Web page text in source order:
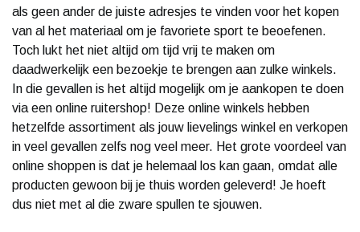
als geen ander de juiste adresjes te vinden voor het kopen
van al het materiaal om je favoriete sport te beoefenen.
Toch lukt het niet altijd om tijd vrij te maken om
daadwerkelijk een bezoekje te brengen aan zulke winkels.
In die gevallen is het altijd mogelijk om je aankopen te doen
via een online ruitershop! Deze online winkels hebben
hetzelfde assortiment als jouw lievelings winkel en verkopen
in veel gevallen zelfs nog veel meer. Het grote voordeel van
online shoppen is dat je helemaal los kan gaan, omdat alle
producten gewoon bij je thuis worden geleverd! Je hoeft
dus niet met al die zware spullen te sjouwen.